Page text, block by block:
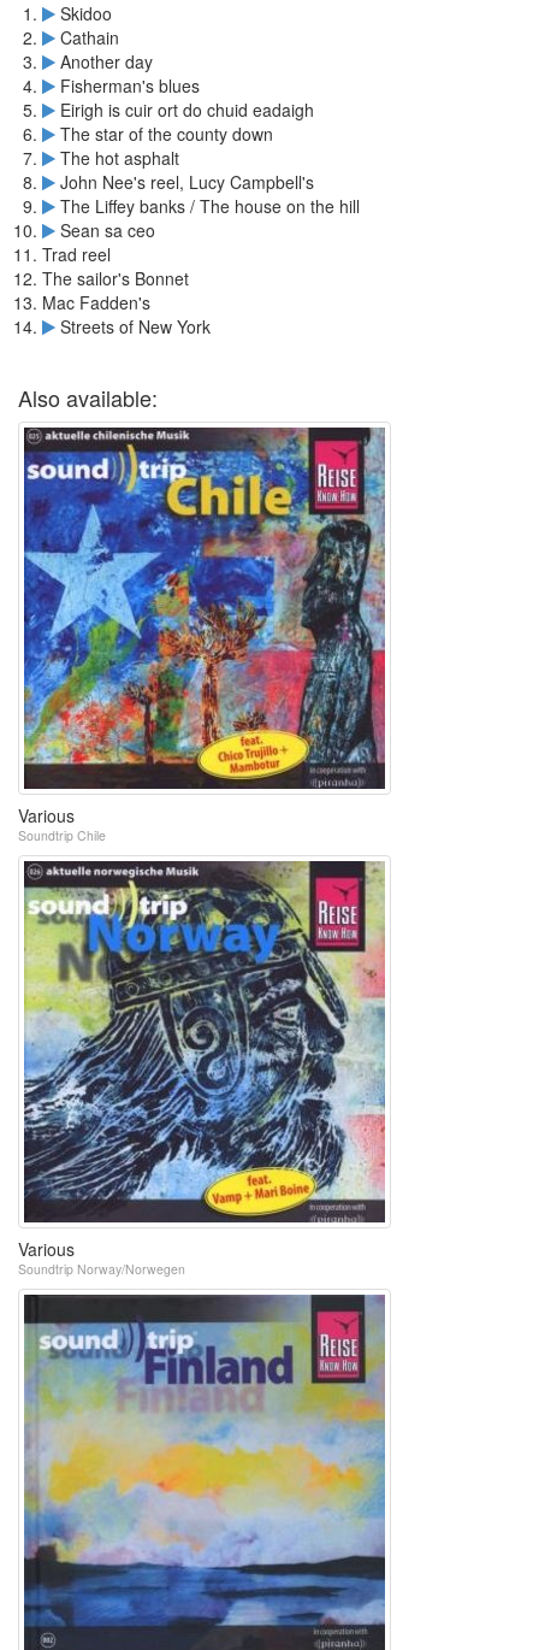
Skidoo
Cathain
Another day
Fisherman's blues
Eirigh is cuir ort do chuid eadaigh
The star of the county down
The hot asphalt
John Nee's reel, Lucy Campbell's
The Liffey banks / The house on the hill
Sean sa ceo
Trad reel
The sailor's Bonnet
Mac Fadden's
Streets of New York
Also available:
Various
Soundtrip Chile
Various
Soundtrip Norway/Norwegen